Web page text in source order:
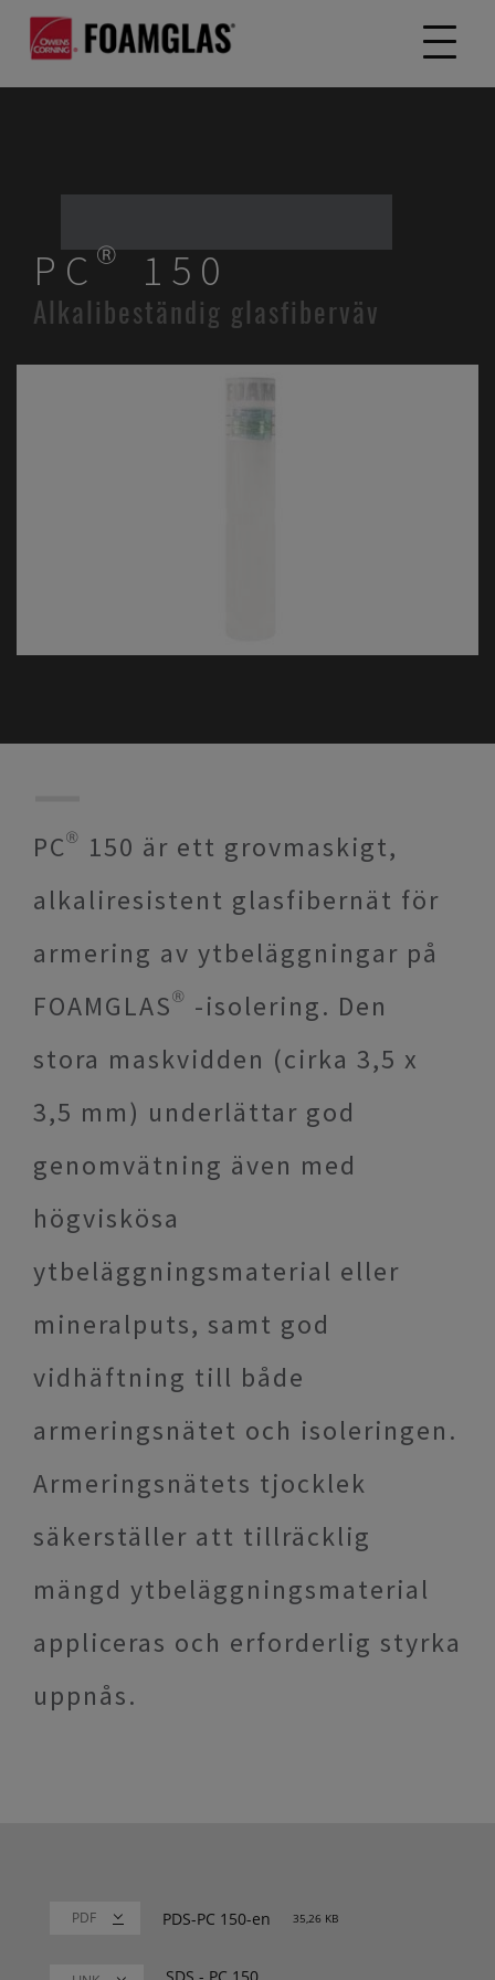
PC® 150
Alkalibeständig glasfiberväv
PC® 150 är ett grovmaskigt,
alkaliresistent glasfibernät för
armering av ytbeläggningar på
FOAMGLAS® -isolering. Den
stora maskvidden (cirka 3,5 x
3,5 mm) underlättar god
genomvätning även med
högviskösa
ytbeläggningsmaterial eller
mineralputs, samt god
vidhäftning till både
armeringsnätet och isoleringen.
Armeringsnätets tjocklek
säkerställer att tillräcklig
mängd ytbeläggningsmaterial
appliceras och erforderlig styrka
uppnås.
PDS-PC 150-en 35,26 KB